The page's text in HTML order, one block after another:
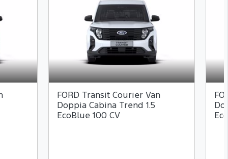
FORD Transit Courier Van
Doppia Cabina Trend 1.5
EcoBlue 100 CV